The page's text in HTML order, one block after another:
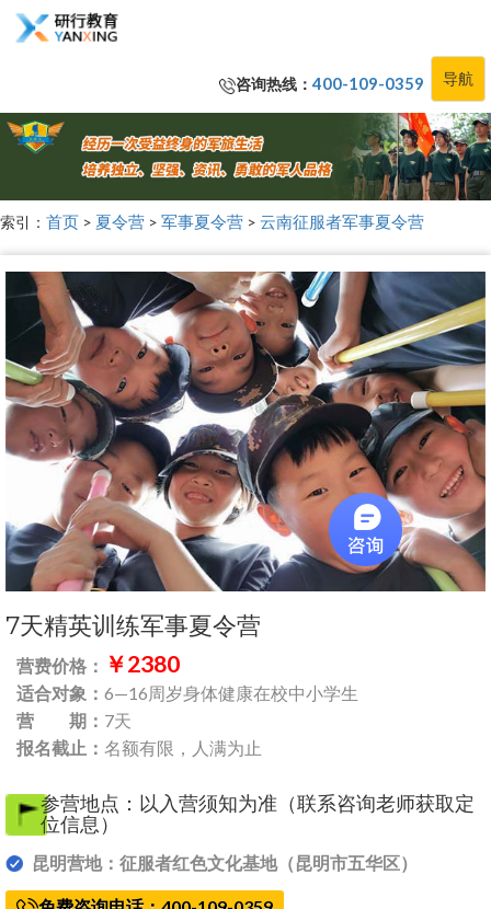
导航
咨询热线： 400-109-0359
索引： 首页 > 夏令营 > 军事夏令营 > 云南征服者军事夏令营
7天精英训练军事夏令营
营费价格： ￥2380
适合对象： 6—16周岁身体健康在校中小学生
营 期： 7天
报名截止： 名额有限，人满为止
参营地点：以入营须知为准（联系咨询老师获取定
位信息）
昆明营地：征服者红色文化基地（昆明市五华区）